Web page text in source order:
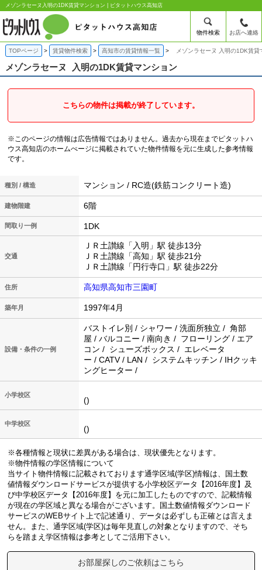
メゾンラセーヌ入明の1DK賃貸マンション | ピタットハウス高知店
物件検索 お店へ連絡
TOPページ 賃貸物件検索 高知市の賃貸情報一覧 メゾンラセーヌ 入明の1DK賃貸
メゾンラセーヌ 入明の1DK賃貸マンション
こちらの物件は掲載が終了しています。
※このページの情報は広告情報ではありません。過去から現在までピタットハ
ウス高知店のホームぺージに掲載されていた物件情報を元に生成した参考情報
です。
種別 / 構造 マンション / RC造(鉄筋コンクリート造)
建物階建 6階
間取り一例 1DK
交通
ＪＲ土讃線「入明」駅 徒歩13分
ＪＲ土讃線「高知」駅 徒歩21分
ＪＲ土讃線「円行寺口」駅 徒歩22分
住所 高知県高知市三園町
築年月 1997年4月
設備・条件の一例
バストイレ別 / シャワー / 洗面所独立 / 角部
屋 / バルコニー / 南向き / フローリング / エア
コン / シューズボックス / エレベータ
ー / CATV / LAN / システムキッチン / IHクッキ
ングヒーター /
小学校区
()
中学校区
()
※各種情報と現状に差異がある場合は、現状優先となります。
※物件情報の学区情報について
当サイト物件情報に記載されております通学区域(学区)情報は、国土数
値情報ダウンロードサービスが提供する小学校区データ【2016年度】及
び中学校区データ【2016年度】を元に加工したものですので、記載情報
が現在の学区域と異なる場合がございます。国土数値情報ダウンロード
サービスのWEBサイト上で記述通り、データは必ずしも正確とは言えま
せん。また、通学区域(学区)は毎年見直しの対象となりますので、そち
らを踏まえ学区情報は参考としてご活用下さい。
お部屋探しのご依頼はこちら